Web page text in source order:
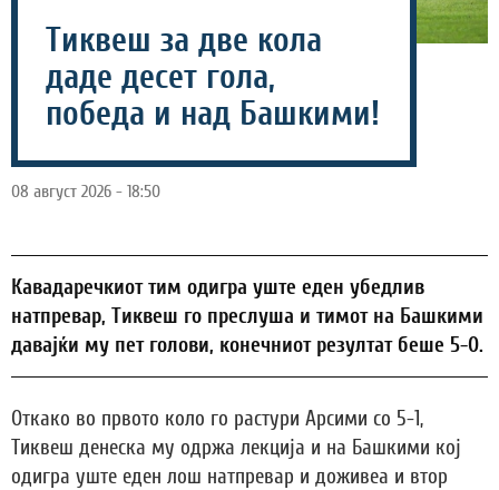
Тиквеш за две кола
даде десет гола,
победа и над Башкими!
08 август 2026 - 18:50
Кавадаречкиот тим одигра уште еден убедлив
натпревар, Тиквеш го преслуша и тимот на Башкими
давајќи му пет голови, конечниот резултат беше 5-0.
Откако во првото коло го растури Арсими со 5-1,
Тиквеш денеска му одржа лекција и на Башкими кој
одигра уште еден лош натпревар и доживеа и втор